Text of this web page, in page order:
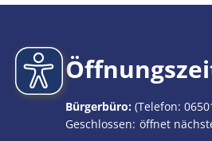
Bürgerbüro: (Telefon:
Klicken, um weitere
Geschlossen: öffnet